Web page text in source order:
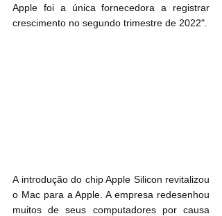
Apple foi a única fornecedora a registrar
crescimento no segundo trimestre de 2022".
A introdução do chip Apple Silicon revitalizou
o Mac para a Apple. A empresa redesenhou
muitos de seus computadores por causa